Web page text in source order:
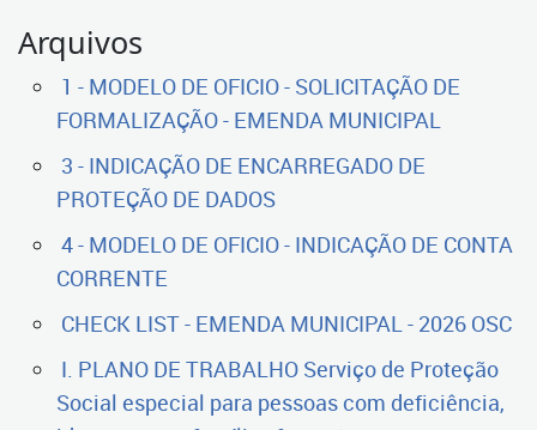
Arquivos
1 - MODELO DE OFICIO - SOLICITAÇÃO DE
FORMALIZAÇÃO - EMENDA MUNICIPAL
3 - INDICAÇÃO DE ENCARREGADO DE
PROTEÇÃO DE DADOS
4 - MODELO DE OFICIO - INDICAÇÃO DE CONTA
CORRENTE
CHECK LIST - EMENDA MUNICIPAL - 2026 OSC
I. PLANO DE TRABALHO Serviço de Proteção
Social especial para pessoas com deficiência,